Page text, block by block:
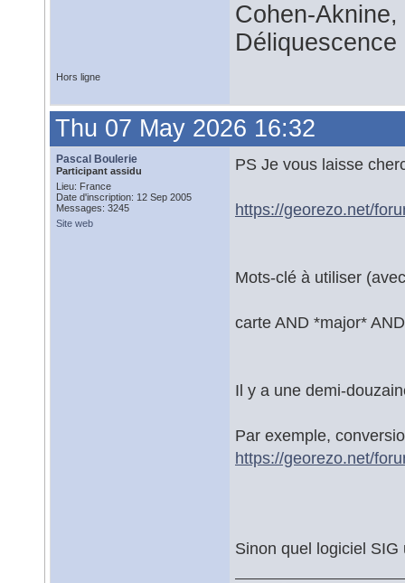
Cohen-
Hors ligne
Thu 07 May 2026 16:32
Pascal Boulerie
Participant assidu
Lieu: France
Date d'inscription: 12 Sep 2005
Messages: 3245
Site web
PS Je vous laisse
https://georezo.net/
Mots-clé à utiliser
carte AND *major*
Il y a une demi-
Par exemple,
https://georezo.net/
Sinon quel logiciel